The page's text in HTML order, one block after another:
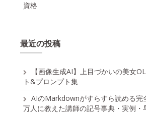
資格
最近の投稿
【画像生成AI】上目づかいの美女
ト&プロンプト集
AIのMarkdownがすらすら読める完
万人に教えた講師の記号事典・実例・